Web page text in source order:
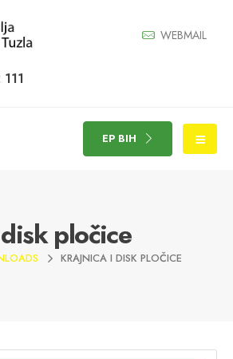
WEBMAIL
EP BIH
pločice
KRAJNICA I DISK PLOČICE